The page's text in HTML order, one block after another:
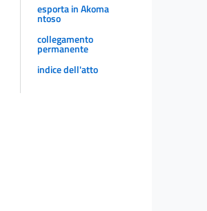
esporta in Akoma
ntoso
collegamento
permanente
indice dell'atto